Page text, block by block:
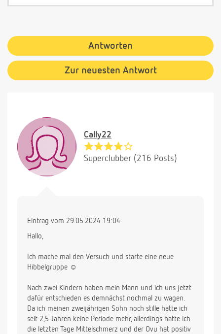
Antworten
Zur neuesten Antwort
Cally22
Superclubber (216 Posts)
Eintrag vom 29.05.2024 19:04
Hallo,
Ich mache mal den Versuch und starte eine neue
Hibbelgruppe ☺️
Nach zwei Kindern haben mein Mann und ich uns jetzt
dafür entschieden es demnächst nochmal zu wagen.
Da ich meinen zweijährigen Sohn noch stille hatte ich
seit 2,5 Jahren keine Periode mehr, allerdings hatte ich
die letzten Tage Mittelschmerz und der Ovu hat positiv